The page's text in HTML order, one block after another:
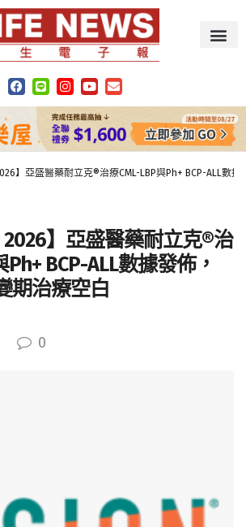
】亞盛醫藥耐立克®治療CML-LBP與Ph+ BCP-ALL數
2026】亞盛醫藥耐立克®治
Ph+ BCP-ALL數據發佈，
期治療空白
0